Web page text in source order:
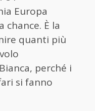
Europa
chance. È la
quanti più
perché i
si fanno